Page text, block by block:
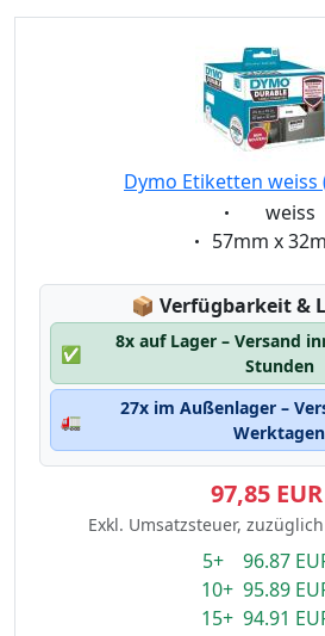
Dymo Etiketten weiss
Eigenschaft:
weiss
Eigenschaft:
57mm x
📦 Lagerstatus:
Verfügbarkeit &
✅
8x auf Lager – Versand
Stunden
🚛
27x im Außenlager –
Werktagen
97,85 EUR
Exkl. Umsatzsteuer,
5+ 96.87
10+ 95.89
15+ 94.91